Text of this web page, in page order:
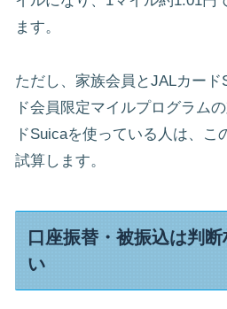
ます。
ただし、家族会員とJALカー
ド会員限定マイルプログラム
ドSuicaを使っている人は、こ
試算します。
口座振替・被振込は判
い